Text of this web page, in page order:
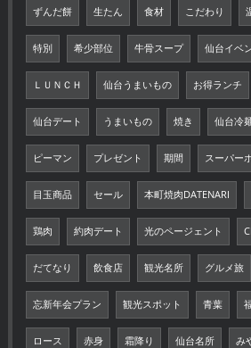
ずんだ餅 生たん 食材 こだわり
特別 希少部位 牛骨スープ 仙台イベ
ＬＵＮＣＨ 仙台うまいもの お得ランチ
仙台デート うまいもの 焼き 仙台冷
ピーマン プレゼント 期間 スーパー
目玉商品 セール 本町焼肉DATENARI
鶏肉 約肉デート 光のページェント
だてなり 飲食店 観光名所 グルメ旅
忘新年会プラン 観光スポット 青葉
ロース 赤身 霜降り 仙台名所 み